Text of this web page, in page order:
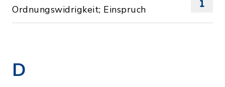
Ordnungswidrigkeit; Einspruch
D